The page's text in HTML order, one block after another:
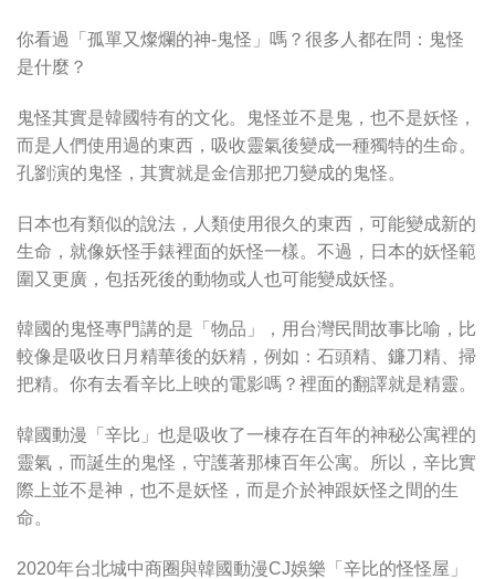
你看過「孤單又燦爛的神-鬼怪」嗎？很多人都在問：鬼怪
是什麼？
鬼怪其實是韓國特有的文化。鬼怪並不是鬼，也不是妖怪，
而是人們使用過的東西，吸收靈氣後變成一種獨特的生命。
孔劉演的鬼怪，其實就是金信那把刀變成的鬼怪。
日本也有類似的說法，人類使用很久的東西，可能變成新的
生命，就像妖怪手錶裡面的妖怪一樣。不過，日本的妖怪範
圍又更廣，包括死後的動物或人也可能變成妖怪。
韓國的鬼怪專門講的是「物品」，用台灣民間故事比喻，比
較像是吸收日月精華後的妖精，例如：石頭精、鐮刀精、掃
把精。你有去看辛比上映的電影嗎？裡面的翻譯就是精靈。
韓國動漫「辛比」也是吸收了一棟存在百年的神秘公寓裡的
靈氣，而誕生的鬼怪，守護著那棟百年公寓。所以，辛比實
際上並不是神，也不是妖怪，而是介於神跟妖怪之間的生
命。
2020年台北城中商圈與韓國動漫CJ娛樂「辛比的怪怪屋」